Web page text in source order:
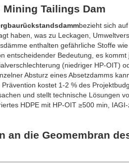
Tailings Dam
bezieht sich
haben, was zu Leckagen,
enthalten gefährliche Stoffe
entscheidender Bedeutung, es kommt
(niedriger HP-OIT)
Absturz eines Absetzdamms
kostet 1-2 % des
und stellt technische Lösungen
HDPE mit HP-OIT ≥500 min,
an die Geomembran